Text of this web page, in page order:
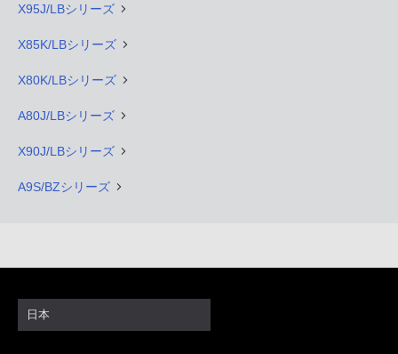
X95J/LBシリーズ
X85K/LBシリーズ
X80K/LBシリーズ
A80J/LBシリーズ
X90J/LBシリーズ
A9S/BZシリーズ
日本